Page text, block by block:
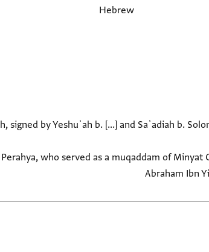
Hebrew
signed by Yeshuʿah b. [...] and Saʿadiah b.
who served as a muqaddam of Minyat
Abraham Ibn